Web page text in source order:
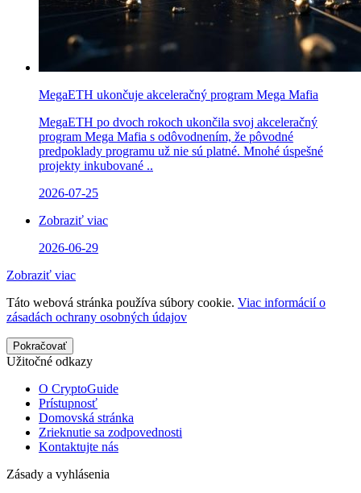
MegaETH ukončuje akceleračný program Mega Mafia
MegaETH po dvoch rokoch ukončila svoj akceleračný
program Mega Mafia s odôvodnením, že pôvodné
predpoklady programu už nie sú platné. Mnohé úspešné
projekty inkubované ..
2026-07-25
Zobraziť viac
2026-06-29
Zobraziť viac
Táto webová stránka používa súbory cookie. Viac informácií o
zásadách ochrany osobných údajov
Pokračovať
Užitočné odkazy
O CryptoGuide
Prístupnosť
Domovská stránka
Zrieknutie sa zodpovednosti
Kontaktujte nás
Zásady a vyhlásenia